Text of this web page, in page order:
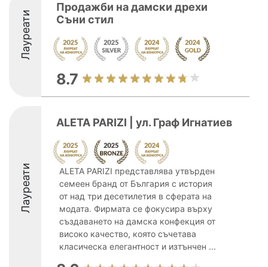
Лауреати
Продажби на дамски дрехи
Съни стил
8.7
Лауреати
ALETA PARIZI | ул. Граф Игнатиев
ALETA PARIZI представлява утвърден
семеен бранд от България с история
от над три десетилетия в сферата на
модата. Фирмата се фокусира върху
създаването на дамска конфекция от
високо качество, която съчетава
класическа елегантност и изтънчен ...